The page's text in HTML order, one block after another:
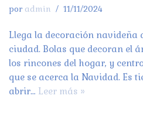
por admin 11/11/2024
Llega la decoración navideña
ciudad. Bolas que decoran el
los rincones del hogar, y
que se acerca la Navidad. Es
abrir… Leer más »